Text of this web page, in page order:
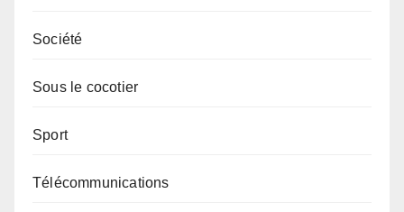
Société
Sous le cocotier
Sport
Télécommunications